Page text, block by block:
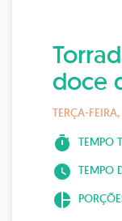
doce
TERÇA-
timer TEMPO
watch_later TEMPO
pie_chart